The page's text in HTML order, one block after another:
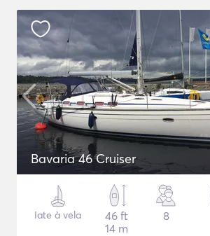
Bavaria 46 Cruiser
Iate à vela
46 ft
14 m
8